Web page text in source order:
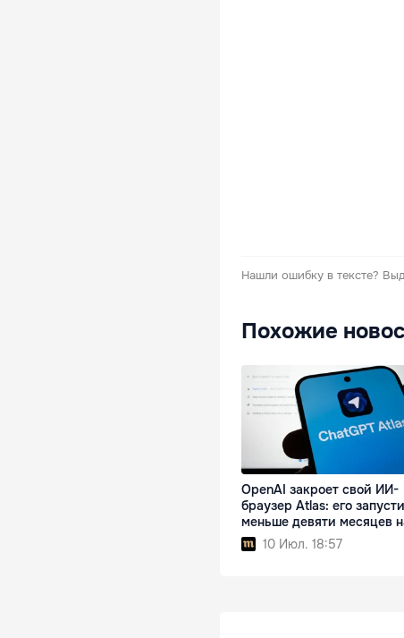
Нашли ошибку в тексте?
Похожие
OpenAI закроет свой ИИ-
браузер Atlas: его
меньше девяти месяцев
10 Июл. 18:57